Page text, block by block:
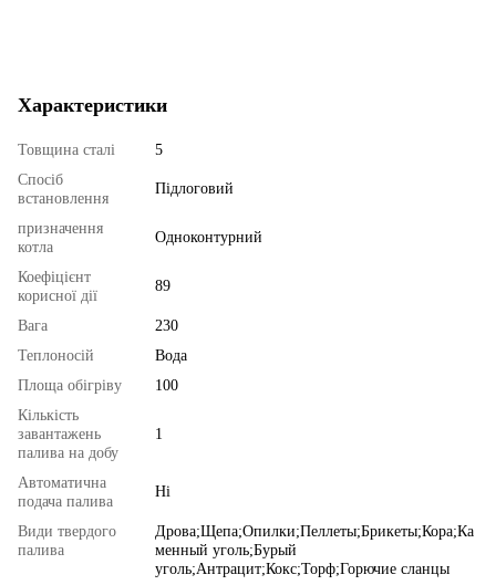
Характеристики
Товщина сталі
5
Спосіб
встановлення
Підлоговий
призначення
котла
Одноконтурний
Коефіцієнт
корисної дії
89
Вага
230
Теплоносій
Вода
Площа обігріву
100
Кількість
завантажень
палива на добу
1
Автоматична
подача палива
Ні
Види твердого
палива
Дрова;Щепа;Опилки;Пеллеты;Брикеты;Кора;Ка
менный уголь;Бурый
уголь;Антрацит;Кокс;Торф;Горючие сланцы